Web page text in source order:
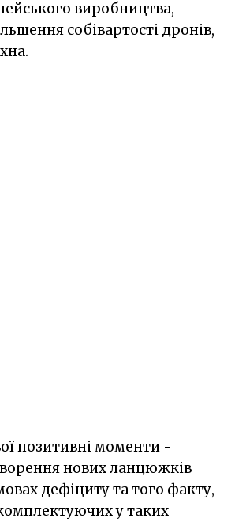
виробництва,
собівартості дронів,
позитивні моменти -
нових ланцюжків
дефіциту та того факту,
у таких